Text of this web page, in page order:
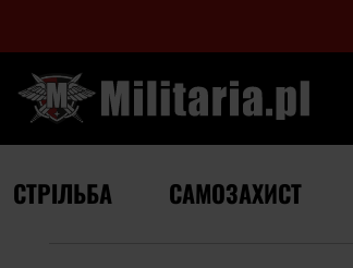
СТРІЛЬБА САМОЗАХИСТ